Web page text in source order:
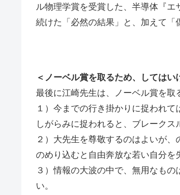
ル物理学賞を受賞した、半導体『
続けた「必然の結果」と、加えて「
＜ノーベル賞を取るため、してはい
最後に江崎先生は、ノーベル賞を取
１）今までの行き掛かりに捉われて
しがらみに捉われると、ブレークス
２）大先生を尊敬するのはよいが、
のめり込むと自由奔放な若い自分を
３）情報の大波の中で、無用なも
い。